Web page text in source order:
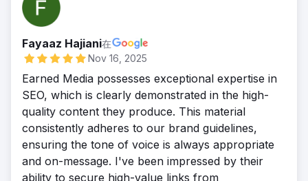
Fayaaz Hajiani在
Nov 16, 2025
Earned Media possesses exceptional expertise in
SEO, which is clearly demonstrated in the high-
quality content they produce. This material
consistently adheres to our brand guidelines,
ensuring the tone of voice is always appropriate
and on-message. I've been impressed by their
ability to secure high-value links from